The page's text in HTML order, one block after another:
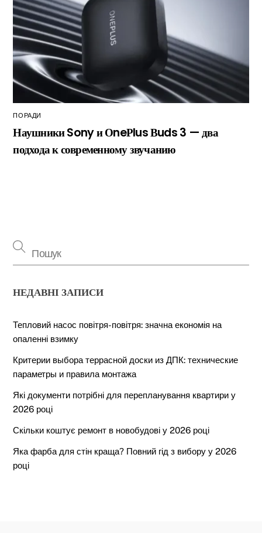
ПОРАДИ
Наушники Sony и ОneРlus Вuds 3 — два
подхода к современному звучанию
НЕДАВНІ ЗАПИСИ
Тепловий насос повітря-повітря: значна економія на
опаленні взимку
Критерии выбора террасной доски из ДПК: технические
параметры и правила монтажа
Які документи потрібні для перепланування квартири у
2026 році
Скільки коштує ремонт в новобудові у 2026 році
Яка фарба для стін краща? Повний гід з вибору у 2026
році